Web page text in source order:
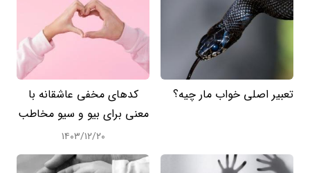
تعبیر اصلی خواب مار چیه؟
کدهای مخفی عاشقانه با
معنی برای بیو و سیو مخاطب
۱۴۰۳/۱۲/۲۰